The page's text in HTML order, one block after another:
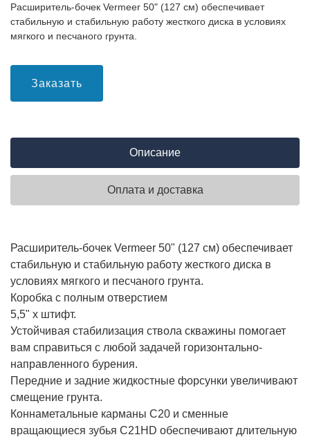
Расширитель-бочек Vermeer 50" (127 см) обеспечивает
стабильную и стабильную работу жесткого диска в условиях
мягкого и песчаного грунта.
Заказать
Описание
Оплата и доставка
Расширитель-бочек Vermeer 50" (127 см) обеспечивает
стабильную и стабильную работу жесткого диска в
условиях мягкого и песчаного грунта.
Коробка с полным отверстием
5,5" х штифт.
Устойчивая стабилизация ствола скважины помогает
вам справиться с любой задачей горизонтально-
направленного бурения.
Передние и задние жидкостные форсунки увеличивают
смещение грунта.
Коннаметальные карманы C20 и сменные
вращающиеся зубья C21HD обеспечивают длительную